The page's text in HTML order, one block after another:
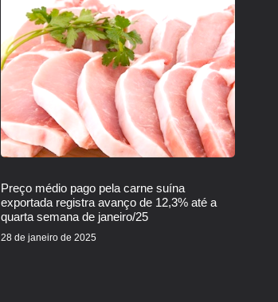
Preço médio pago pela carne suína
exportada registra avanço de 12,3% até a
quarta semana de janeiro/25
28 de janeiro de 2025